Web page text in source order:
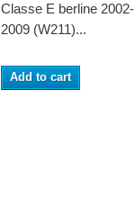
Classe E berline 2002-
2009 (W211)...
Add to cart